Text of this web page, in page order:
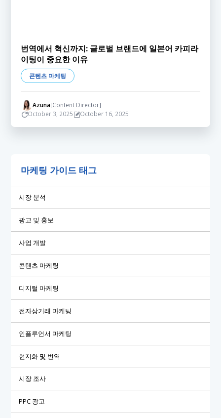
번역에서 혁신까지: 글로벌 브랜드에 일본어 카피라
이팅이 중요한 이유
콘텐츠 마케팅
Azuna[Content Director]
October 3, 2025
October 16, 2025
마케팅 가이드 태그
시장 분석
광고 및 홍보
사업 개발
콘텐츠 마케팅
디지털 마케팅
전자상거래 마케팅
인플루언서 마케팅
현지화 및 번역
시장 조사
PPC 광고